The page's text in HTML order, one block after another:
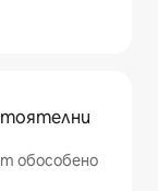
обособено